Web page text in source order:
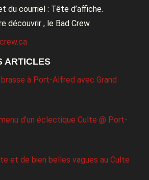
du courriel : Tête d’affiche.
découvrir , le Bad Crew.
ARTICLES
à Port-Alfred avec Grand
d’un éclectique Culte @ Port-
et de bien belles vagues au Culte